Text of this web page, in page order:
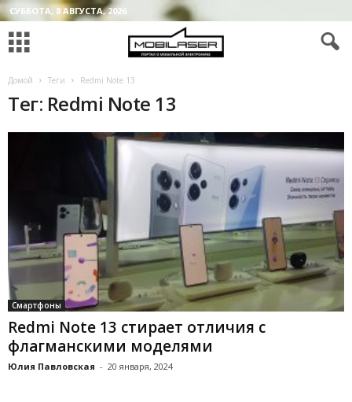
СУББОТА, 8 АВГУСТА, 2026
Домой Теги Redmi Note 13
Тег: Redmi Note 13
Смартфоны
Redmi Note 13 стирает отличия с
флагманскими моделями
Юлия Павловская - 20 января, 2024